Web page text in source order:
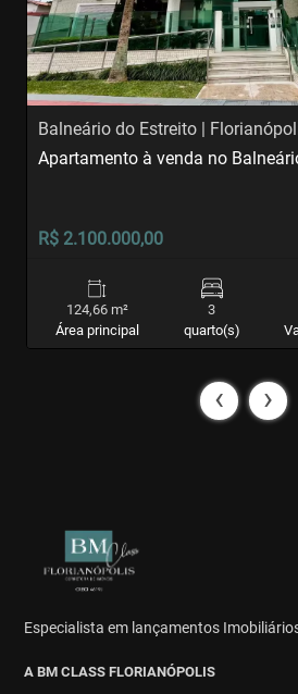
Balneário do Estreito |
Apartamento à venda no
R$ 2.100.000,00
124,66 m²
Área principal
3
quarto(s)
‹ ›
Especialista em lançamentos
A BM CLASS FLORIANÓPOLIS